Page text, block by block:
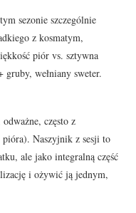
sezonie szczególnie
z kosmatym,
piór vs. sztywna
gruby, wełniany sweter.
odważne, często z
Naszyjnik z sesji to
ale jako integralną część
i ożywić ją jednym,